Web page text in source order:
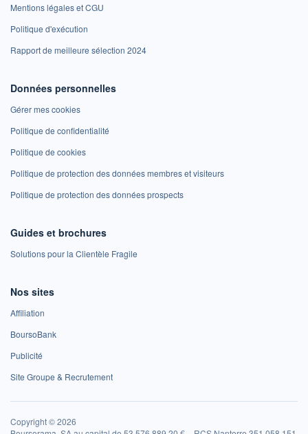
Mentions légales et CGU
Politique d'exécution
Rapport de meilleure sélection 2024
Données personnelles
Gérer mes cookies
Politique de confidentialité
Politique de cookies
Politique de protection des données membres et visiteurs
Politique de protection des données prospects
Guides et brochures
Solutions pour la Clientèle Fragile
Nos sites
Affiliation
BoursoBank
Publicité
Site Groupe & Recrutement
Copyright © 2026